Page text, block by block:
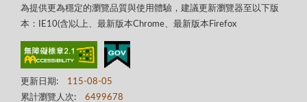
為提供更為穩定的瀏覽品質與使用體驗，建議更新瀏覽器至以下版
本：IE10(含)以上、最新版本Chrome、最新版本Firefox
更新日期:
115-08-05
累計瀏覽人次:
6499678